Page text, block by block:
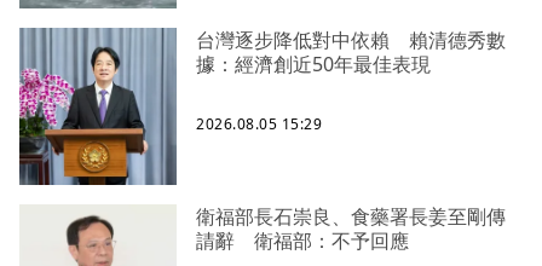
台灣逐步降低對中依賴 賴清德秀數
據：經濟創近50年最佳表現
2026.08.05 15:29
衛福部長石崇良、食藥署長姜至剛傳
請辭 衛福部：不予回應